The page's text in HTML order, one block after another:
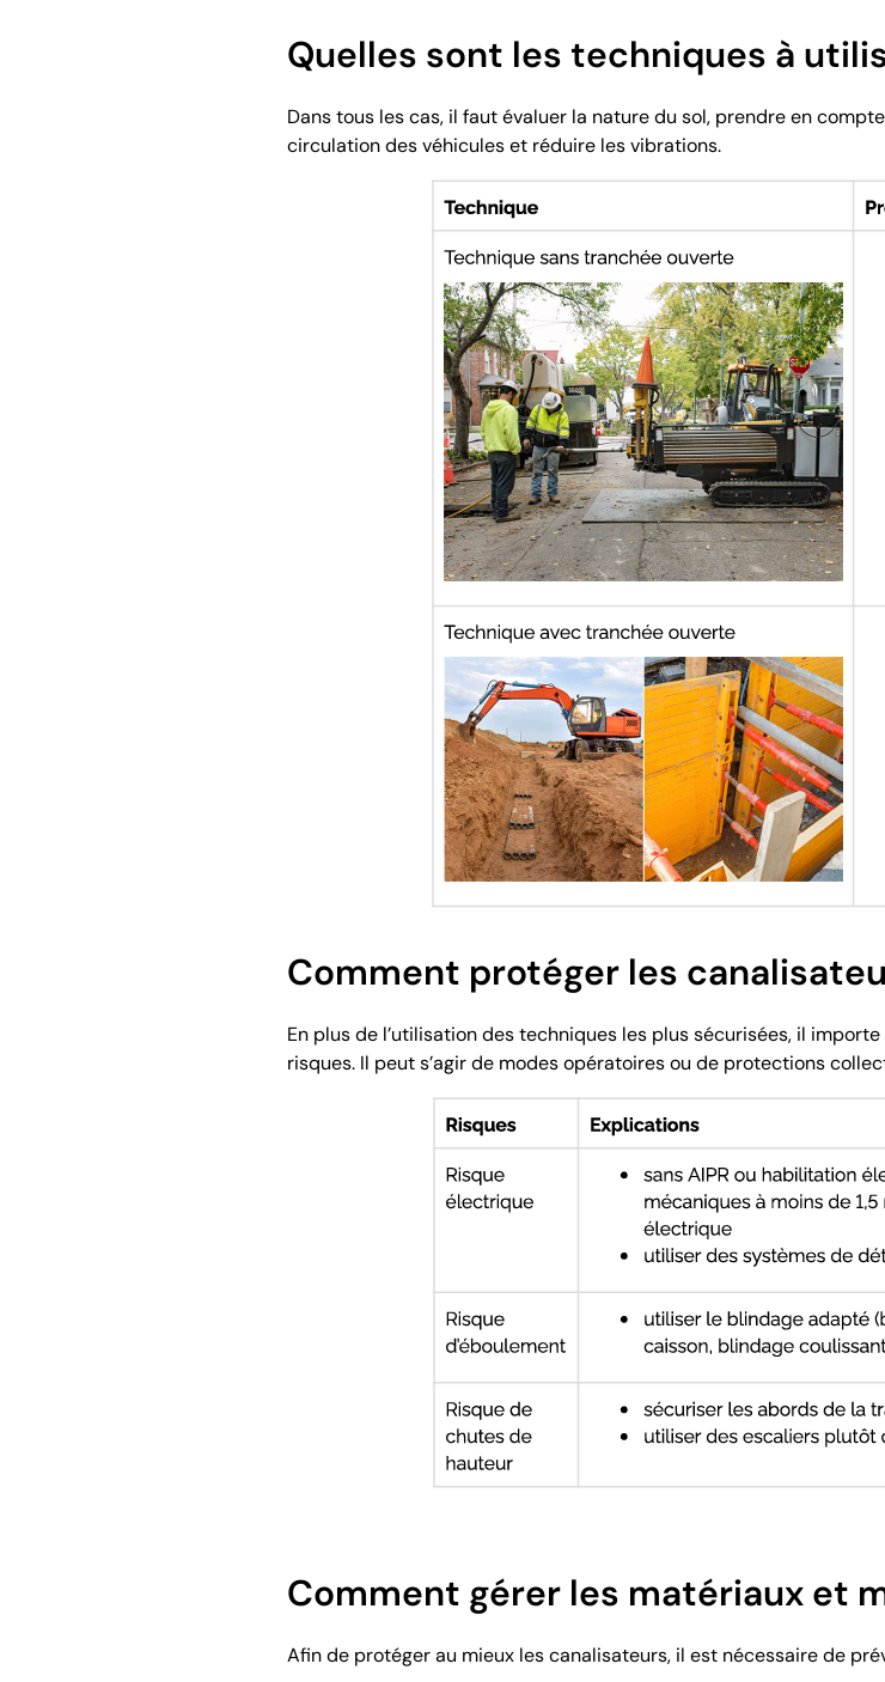
Quelles sont les techniques à
Dans tous les cas, il faut évaluer la nature du sol, prendre en
circulation des véhicules et réduire les vibrations.
Comment protéger les
En plus de l’utilisation des techniques les plus sécurisées, il
risques. Il peut s’agir de modes opératoires ou de protections
Comment gérer les matériaux et
Afin de protéger au mieux les canalisateurs, il est nécessaire de